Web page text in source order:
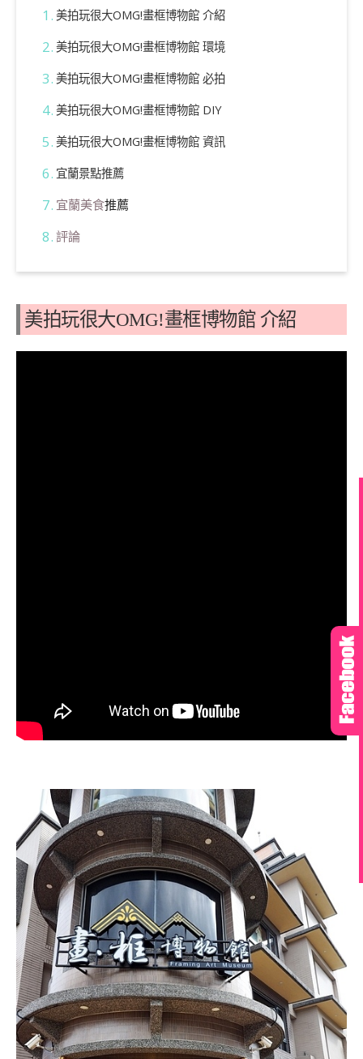
美拍玩很大OMG!畫框博物館 介紹
美拍玩很大OMG!畫框博物館 環境
美拍玩很大OMG!畫框博物館 必拍
美拍玩很大OMG!畫框博物館 DIY
美拍玩很大OMG!畫框博物館 資訊
宜蘭景點推薦
宜蘭美食推薦
評論
美拍玩很大OMG!畫框博物館 介紹